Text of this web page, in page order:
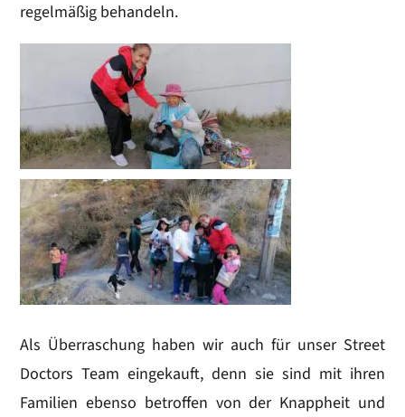
regelmäßig behandeln.
Als Überraschung haben wir auch für unser Street
Doctors Team eingekauft, denn sie sind mit ihren
Familien ebenso betroffen von der Knappheit und